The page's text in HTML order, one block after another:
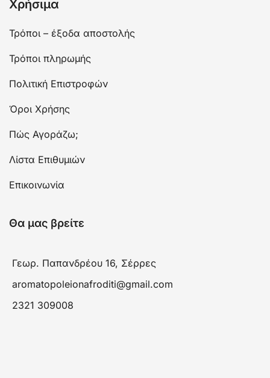
Χρήσιμα
Τρόποι – έξοδα αποστολής
Τρόποι πληρωμής
Πολιτική Επιστροφών
Όροι Χρήσης
Πώς Αγοράζω;
Λίστα Επιθυμιών
Επικοινωνία
Θα μας βρείτε
Γεωρ. Παπανδρέου 16, Σέρρες
aromatopoleionafroditi@gmail.com
2321 309008